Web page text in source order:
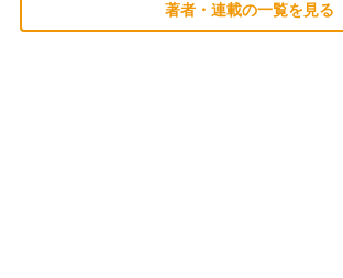
著者・連載の一覧を見る